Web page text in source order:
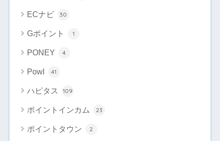
ECナビ 30
Gポイント 1
PONEY 4
Powl 41
ハピタス 109
ポイントインカム 23
ポイントタウン 2